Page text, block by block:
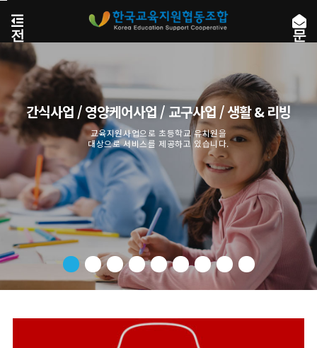
로
가
전
체
메
뉴
열
기
문
간식사업 / 영양케어사업 / 교구사업 / 생활 & 리빙
교육지원사업으로 초등학교 유치원을
대상으로 서비스를 제공하고 있습니다.